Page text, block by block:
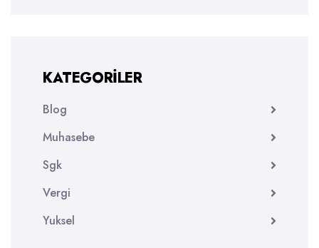
KATEGORILER
Blog
Muhasebe
Sgk
Vergi
Yuksel